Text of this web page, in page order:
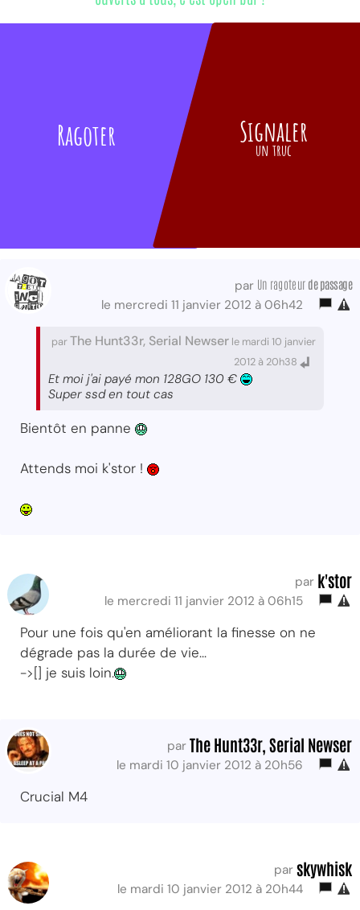
Ragoter Signaler
un truc
par Un ragoteur de passage
le mercredi 11 janvier 2012 à 06h42
parThe Hunt33r, Serial Newser le mardi 10 janvier
2012 à 20h38
Et moi j'ai payé mon 128GO 130 €
Super ssd en tout cas
Bientôt en panne
Attends moi k'stor !
par k'stor
le mercredi 11 janvier 2012 à 06h15
Pour une fois qu'en améliorant la finesse on ne
dégrade pas la durée de vie...
->[] je suis loin.
par The Hunt33r, Serial Newser
le mardi 10 janvier 2012 à 20h56
Crucial M4
par skywhisk
le mardi 10 janvier 2012 à 20h44